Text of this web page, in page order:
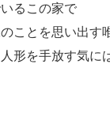
るこの家で
ことを思い出す
形を手放す気に